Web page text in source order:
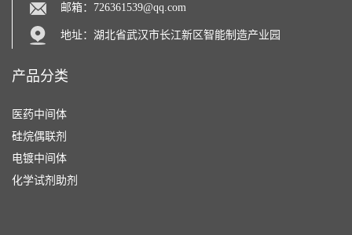
邮箱： 726361539@qq.com
地址：湖北省武汉市长江新区智能制造产业园
产品分类
医药中间体
硅烷偶联剂
电镀中间体
化学试剂助剂